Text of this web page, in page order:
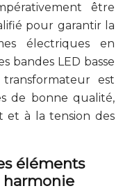
être
pour garantir la
électriques en
bandes LED basse
transformateur est
de bonne qualité,
et à la tension des
éléments
harmonie